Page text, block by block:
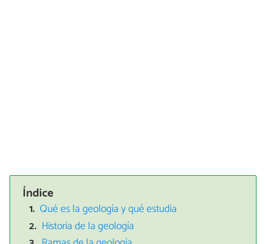
Índice
Qué es la geología y qué estudia
Historia de la geología